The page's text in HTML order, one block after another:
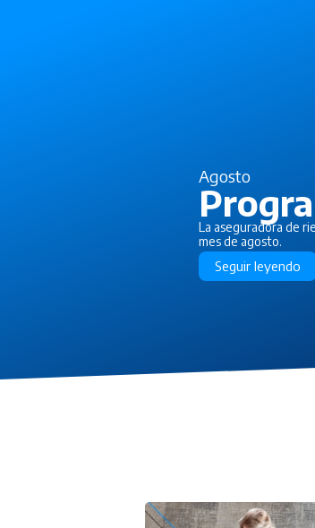
Agosto
La aseguradora de
mes de agosto.
Seguir leyendo